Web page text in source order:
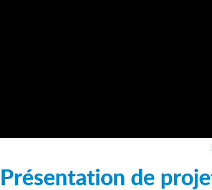
Présentation de